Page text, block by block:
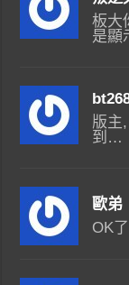
板大
是顯
版主
到…
歐弟
OK